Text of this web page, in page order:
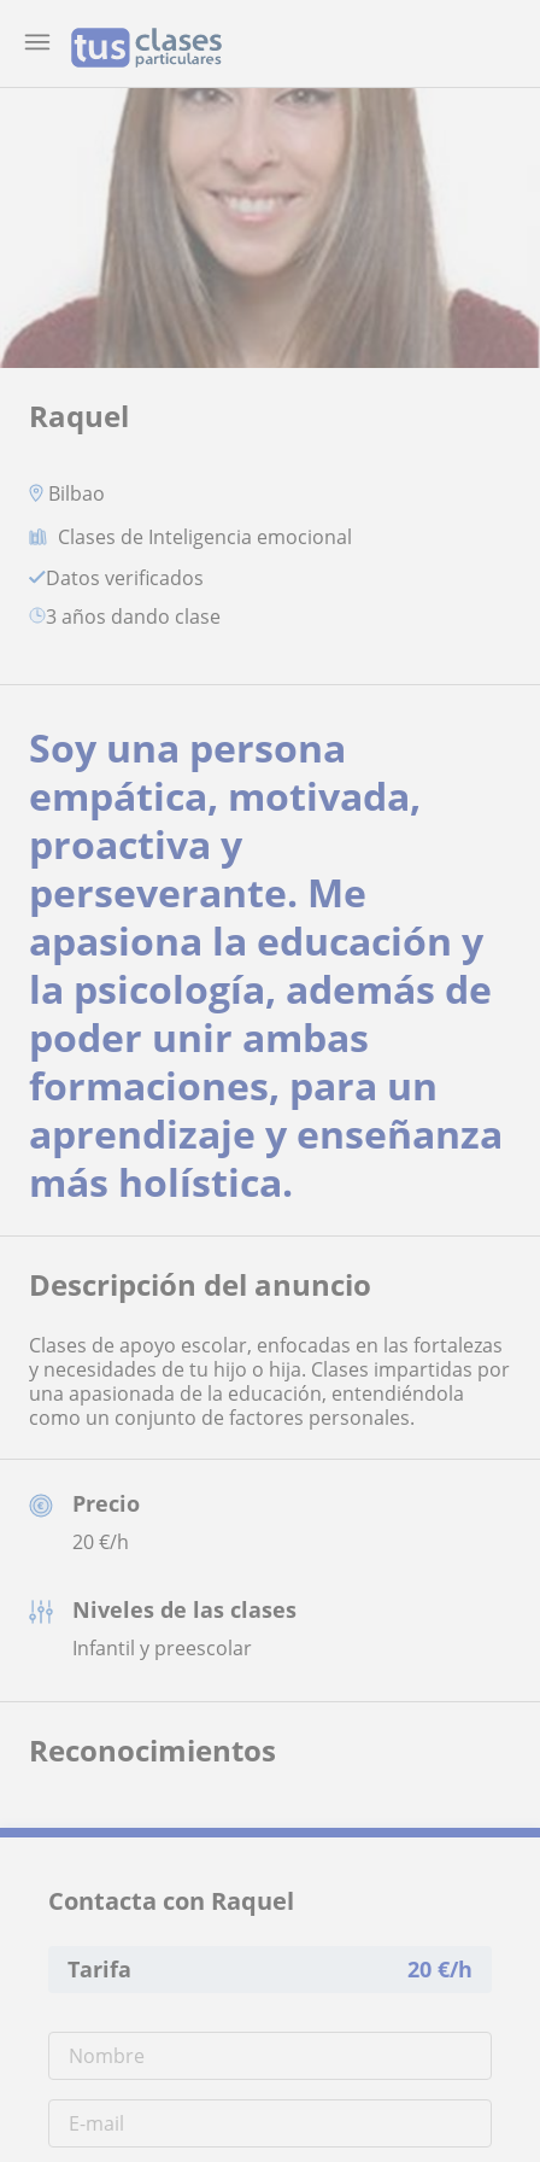
Raquel
Bilbao
Clases de Inteligencia emocional
Datos verificados
3 años dando clase
Precio
20€/h
Niveles de las clases
Infantil y preescolar
Soy una persona
empática, motivada,
proactiva y
perseverante. Me
apasiona la educación y
la psicología, además de
poder unir ambas
formaciones, para un
aprendizaje y enseñanza
más holística.
Descripción del anuncio
Clases de apoyo escolar, enfocadas en las fortalezas
y necesidades de tu hijo o hija. Clases impartidas por
una apasionada de la educación, entendiéndola
como un conjunto de factores personales.
Reconocimientos
Contacta con Raquel
Tarifa 20 €/h